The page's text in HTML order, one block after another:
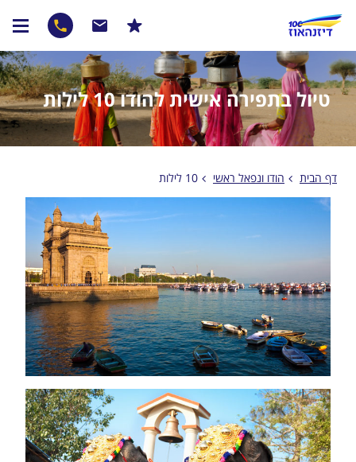
טיול בתפירה אישית להודו 10 לילות
דף הבית הודו ונפאל ראשי 10 לילות